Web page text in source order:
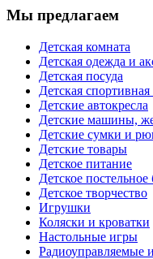
Мы предлагаем
Детская комната
Детская одежда и
Детская посуда
Детская
Детские автокресла
Детские машины,
Детские сумки и
Детские товары
Детское питание
Детское постельное
Детское творчество
Игрушки
Коляски и кроватки
Настольные игры
Радиоуправляемые